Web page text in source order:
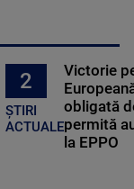
2
ȘTIRI
ACTUALE
Victorie
obligată
permită
la EPPO